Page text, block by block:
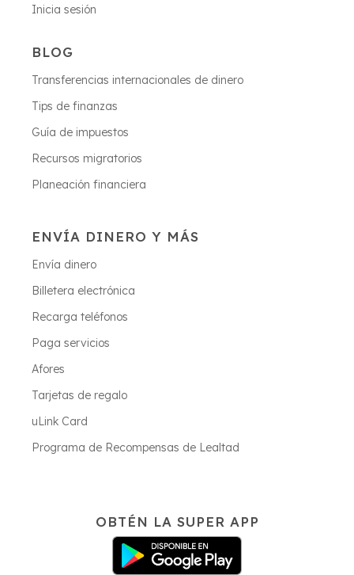
Inicia sesión
BLOG
Transferencias internacionales de dinero
Tips de finanzas
Guía de impuestos
Recursos migratorios
Planeación financiera
ENVÍA DINERO Y MÁS
Envía dinero
Billetera electrónica
Recarga teléfonos
Paga servicios
Afores
Tarjetas de regalo
uLink Card
Programa de Recompensas de Lealtad
OBTÉN LA SUPER APP